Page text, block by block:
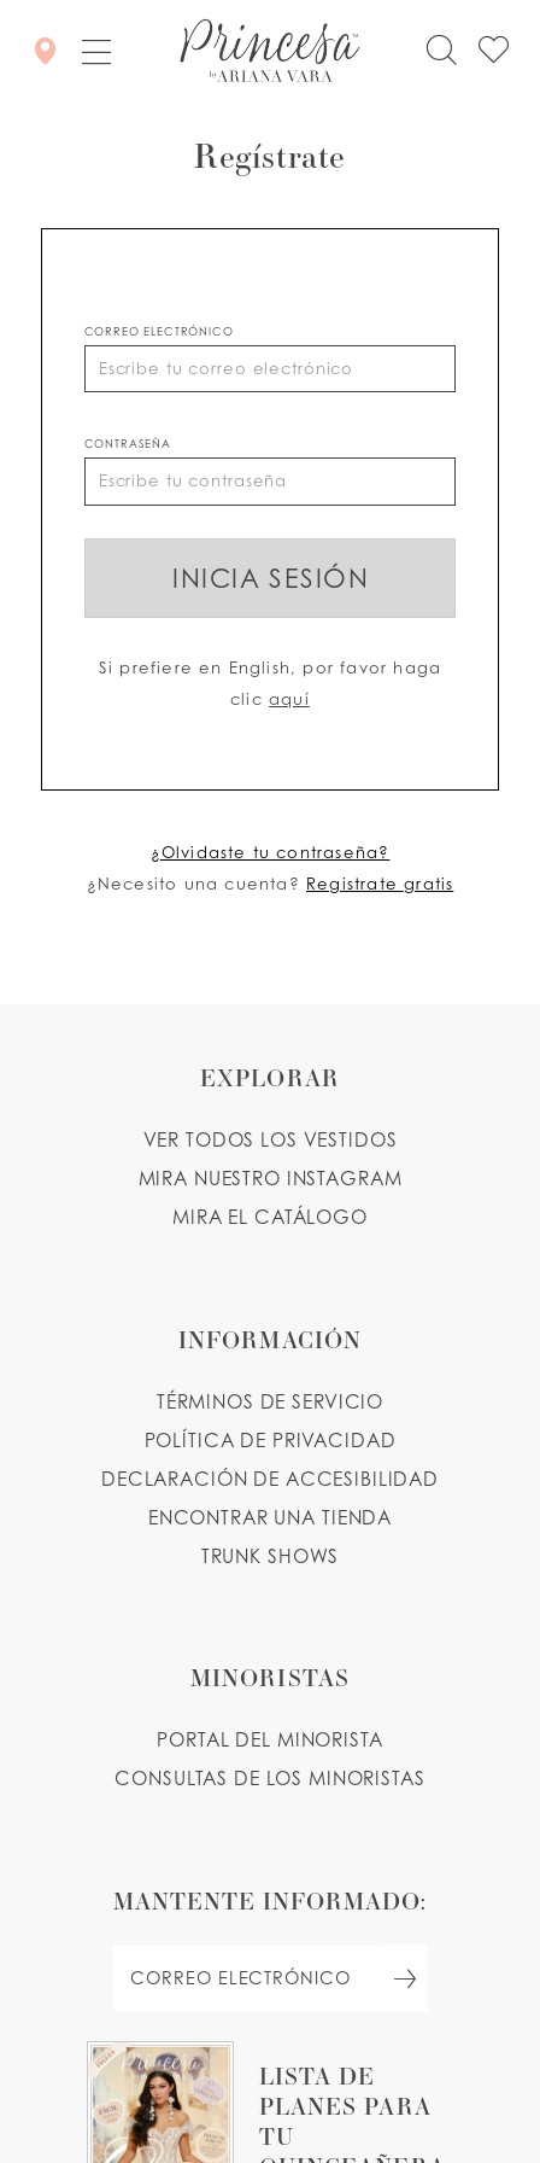
ESPAÑOL INGLES
Regístrate
CORREO ELECTRÓNICO
CONTRASEÑA
INICIA SESIÓN
Si prefiere en English, por favor haga
clicaquí
¿Olvidaste tu contraseña?
¿Necesito una cuenta? Registrate gratis
LISTA DE
PLANES PARA
TU
EXPLORAR
VER TODOS LOS VESTIDOS
MIRA NUESTRO INSTAGRAM
MIRA EL CATÁLOGO
INFORMACIÓN
TÉRMINOS DE SERVICIO
POLÍTICA DE PRIVACIDAD
DECLARACIÓN DE ACCESIBILIDAD
ENCONTRAR UNA TIENDA
TRUNK SHOWS
MINORISTAS
PORTAL DEL MINORISTA
CONSULTAS DE LOS MINORISTAS
MANTENTE INFORMADO: